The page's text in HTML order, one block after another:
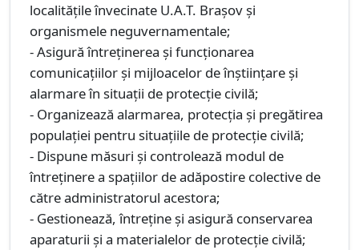
localităţile învecinate U.A.T. Brașov şi
organismele neguvernamentale;
- Asigură întreţinerea şi funcţionarea
comunicațiilor şi mijloacelor de înştiinţare şi
alarmare în situaţii de protecţie civilă;
- Organizează alarmarea, protecţia şi pregătirea
populaţiei pentru situaţiile de protecţie civilă;
- Dispune măsuri şi controlează modul de
întreţinere a spaţiilor de adăpostire colective de
către administratorul acestora;
- Gestionează, întreţine şi asigură conservarea
aparaturii şi a materialelor de protecţie civilă;